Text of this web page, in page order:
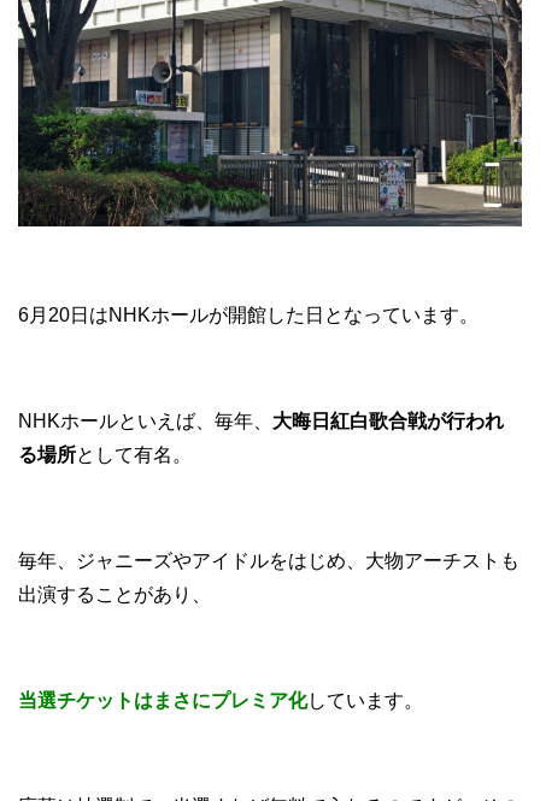
6月20日はNHKホールが開館した日となっています。
NHKホールといえば、毎年、 大晦日紅白歌合戦が行われ
る場所として有名。
毎年、ジャニーズやアイドルをはじめ、大物アーチストも
出演することがあり、
当選チケットはまさにプレミア化しています。